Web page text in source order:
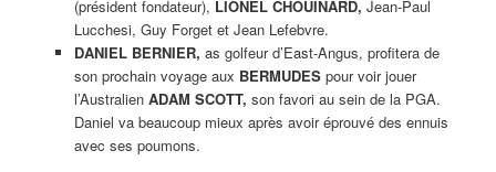
(président fondateur), LIONEL CHOUINARD, Jean-Paul
Lucchesi, Guy Forget et Jean Lefebvre.
DANIEL BERNIER, as golfeur d’East-Angus, profitera de
son prochain voyage aux BERMUDESpour voir jouer
l’Australien ADAM SCOTT, son favori au sein de la PGA.
Daniel va beaucoup mieux après avoir éprouvé des ennuis
avec ses poumons.